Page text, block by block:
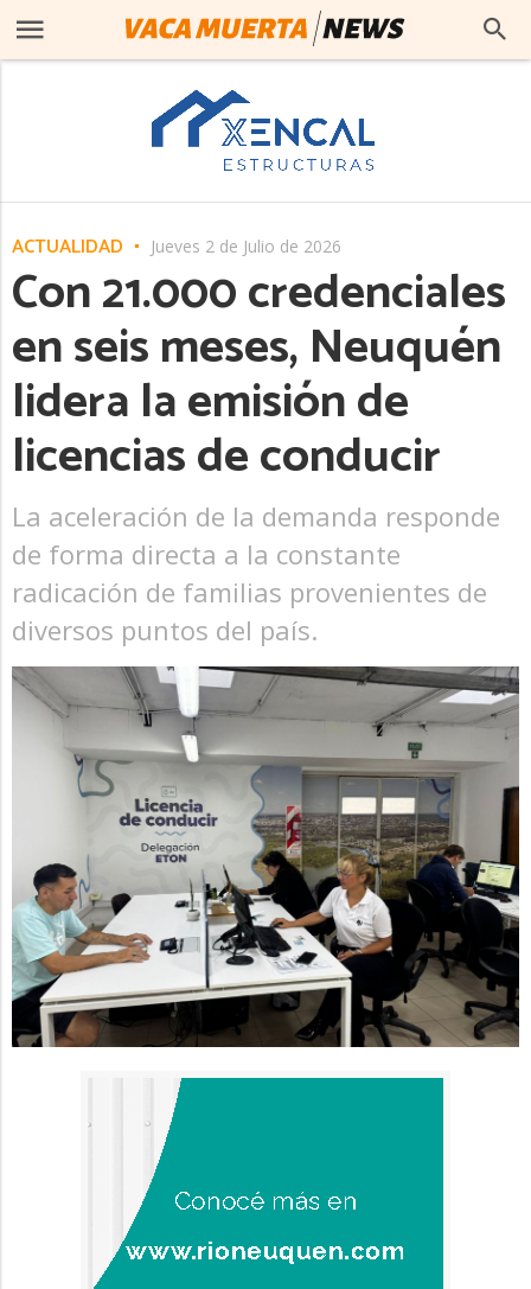
ACTUALIDAD Jueves 2 de Julio de 2026
Con 21.000 credenciales
en seis meses, Neuquén
lidera la emisión de
licencias de conducir
La aceleración de la demanda responde
de forma directa a la constante
radicación de familias provenientes de
diversos puntos del país.